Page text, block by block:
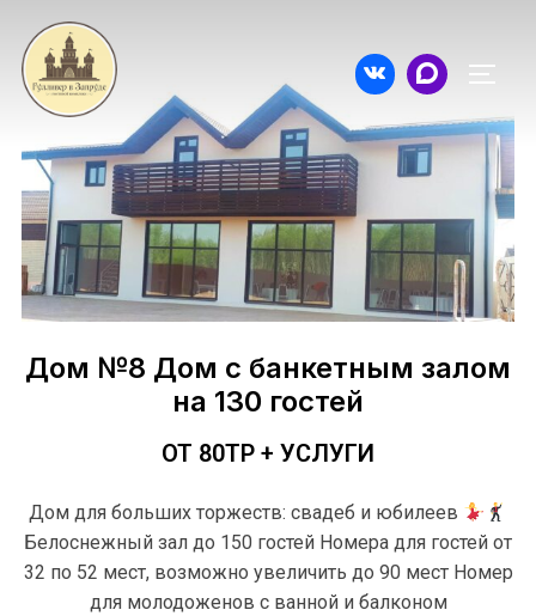
Дом №8 Дом с банкетным залом
на 130 гостей
ОТ 80ТР + УСЛУГИ
Дом для больших торжеств: свадеб и юбилеев
Белоснежный зал до 150 гостей Номера для гостей от
32 по 52 мест, возможно увеличить до 90 мест Номер
для молодоженов с ванной и балконом